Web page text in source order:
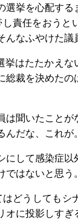
挙を心配する
責任をおうと
なふやけた議
はたたかえな
裁を決めた
聞いたことが
だな、これが。
して感染症以
はないと思う。
どうしてもシ
に投影しすぎ